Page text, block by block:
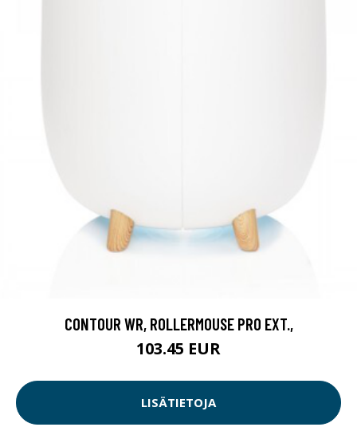
CONTOUR WR, ROLLERMOUSE PRO EXT.,
103.45 EUR
LISÄTIETOJA